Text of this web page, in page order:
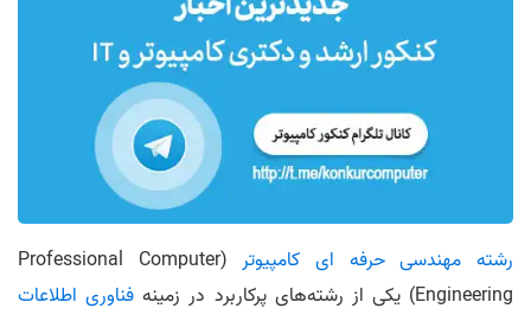
رشته مهندسی حرفه ای کامپیوتر
(Professional Computer
Engineering) یکی از رشته‌های پرکاربرد در زمینه
فناوری اطلاعات